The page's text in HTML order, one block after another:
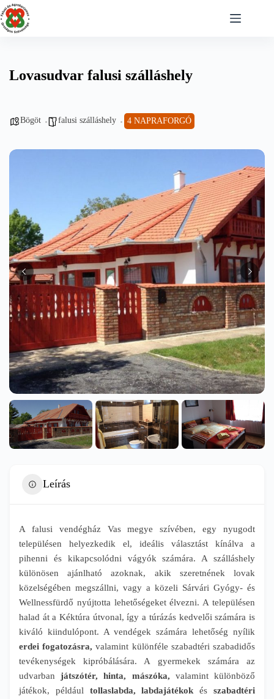
Skip
to
content
Lovasudvar falusi szálláshely
Bögöt falusi szálláshely 4 NAPRAFORGÓ
Leírás
A falusi vendégház Vas megye szívében, egy nyugodt
településen helyezkedik el, ideális választást kínálva a
pihenni és kikapcsolódni vágyók számára. A szálláshely
különösen ajánlható azoknak, akik szeretnének lovak
közelségében megszállni, vagy a közeli Sárvári Gyógy- és
Wellnessfürdő nyújtotta lehetőségeket élvezni. A településen
halad át a Kéktúra útvonal, így a túrázás kedvelői számára is
kiváló kiindulópont. A vendégek számára lehetőség nyílik
erdei fogatozásra, valamint különféle szabadtéri szabadidős
tevékenységek kipróbálására. A gyermekek számára az
udvarbanjátszótér, hinta, mászóka, valamint különböző
játékok, például tollaslabda, labdajátékokésszabadtéri